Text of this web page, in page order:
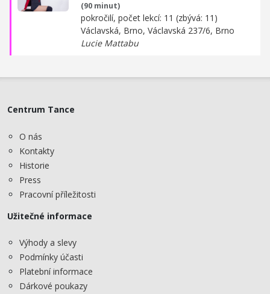
(90 minut)
pokročilí, počet lekcí: 11 (zbývá: 11)
Václavská, Brno, Václavská 237/6, Brno
Lucie Mattabu
Centrum Tance
O nás
Kontakty
Historie
Press
Pracovní příležitosti
Užitečné informace
Výhody a slevy
Podmínky účasti
Platební informace
Dárkové poukazy